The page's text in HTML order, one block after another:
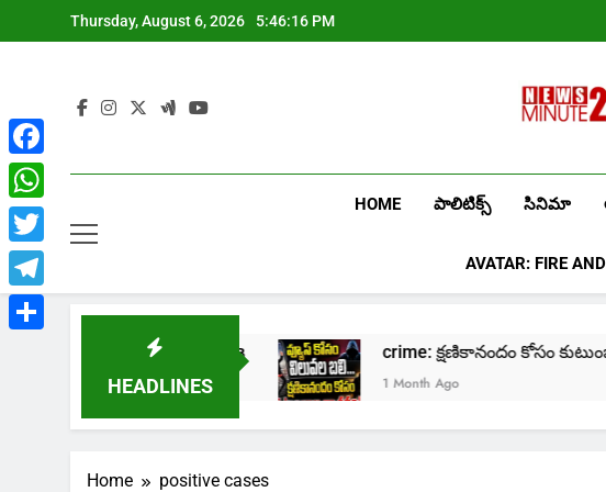
to
Thursday, August 6, 2026 5:46:17 PM
HOME పాలిటిక్స్ సినిమా
AVATAR: FIRE
HEADLINES
crime: క్షణికానందం కోసం కుటుంబాల నాశనం!
1 Month Ago
Home positive cases
Facebook
WhatsApp
Twitter
Telegram